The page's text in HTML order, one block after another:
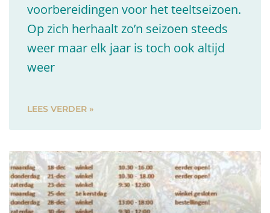
voorbereidingen voor het teeltseizoen.
Op zich herhaalt zo’n seizoen steeds
weer maar elk jaar is toch ook altijd
weer
LEES VERDER »